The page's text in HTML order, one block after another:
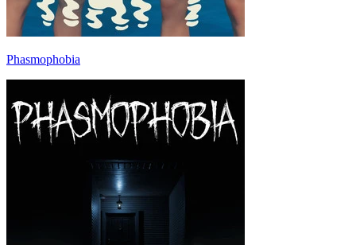
Phasmophobia